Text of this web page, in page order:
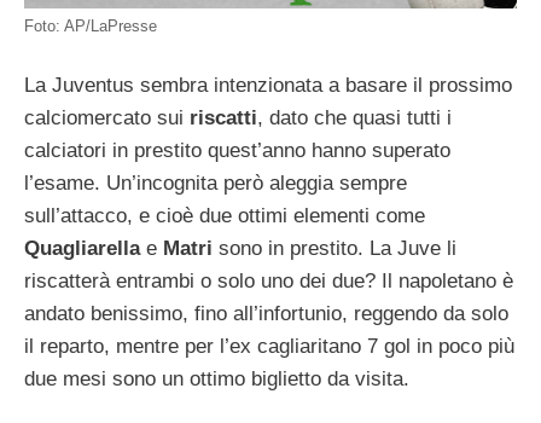
Foto: AP/LaPresse
La Juventus sembra intenzionata a basare il prossimo
calciomercato sui riscatti, dato che quasi tutti i
calciatori in prestito quest’anno hanno superato
l’esame. Un’incognita però aleggia sempre
sull’attacco, e cioè due ottimi elementi come
Quagliarella e Matri sono in prestito. La Juve li
riscatterà entrambi o solo uno dei due? Il napoletano è
andato benissimo, fino all’infortunio, reggendo da solo
il reparto, mentre per l’ex cagliaritano 7 gol in poco più
due mesi sono un ottimo biglietto da visita.